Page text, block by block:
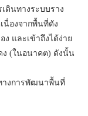
ดินทางระบบราง
นื่องจากพื้นที่ดัง
ง และเข้าถึงได้ง่าย
ง (ในอนาคต) ดังนั้น
างการพัฒนาพื้นที่